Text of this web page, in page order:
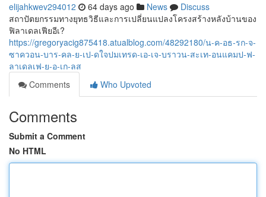
elijahkwev294012 64 days ago News
Discuss
สถาปัตยกรรมทางยุทธวิธีและการเปลี่ยนแปลงโครงสร้างหลังบ้านของ
ฟิลาเดลเฟียอีเ?
https://gregoryacig875418.atualblog.com/48292180/น-ค-อธ-รก-จ-
ซาควอน-บาร-คล-ย-เป-ดใจปมเทรด-เอ-เจ-บราวน-สะเท-อนแคมป-ฟ-
ลาเดลเฟ-ย-อ-เก-ลส
Comments
Who Upvoted
Comments
Submit a Comment
No HTML